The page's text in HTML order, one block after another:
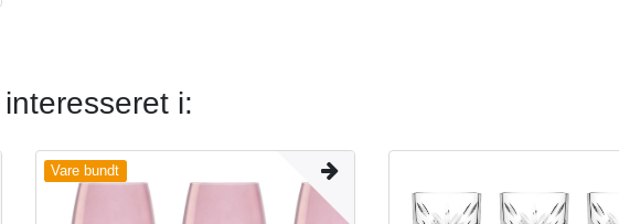
i:
Vare bundt